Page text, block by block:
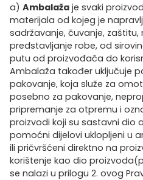
a) Ambalaža je svaki
materijala od kojeg je
sadržavanje, čuvanje, zaštitu,
predstavljanje robe, od
putu od proizvođača do
Ambalaža također uključuje
pakovanje, koja služe za
posebno za pakovanje,
pripremanje za otpremu i
proizvodi koji su sastavni dio
pomoćni dijelovi uklopljeni u
ili pričvršćeni direktno na
korištenje kao dio
se nalazi u prilogu 2. ovog